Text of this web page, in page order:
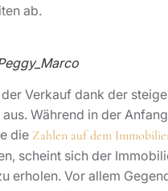
ab.
Verkauf dank der
Während in der
die Zahlen auf dem
scheint sich der
erholen. Vor allem